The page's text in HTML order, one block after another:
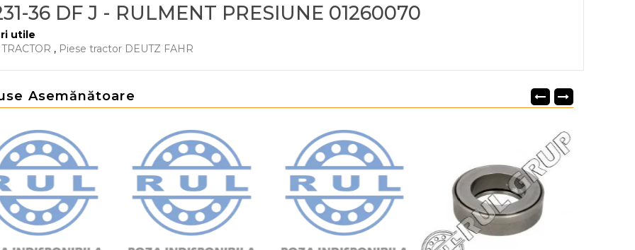
36 DF J - RULMENT PRESIUNE 01260070
utile
, Piese tractor DEUTZ FAHR
Asemănătoare